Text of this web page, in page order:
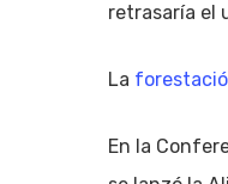
retrasaría el
La
En la